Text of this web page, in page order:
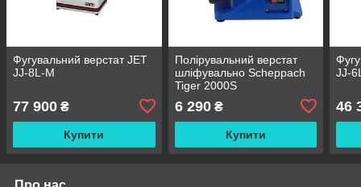
Фугувальний верстат JET
JJ-8L-M
77 900 ₴
Купити
Полірувальний верстат
шліфувально Scheppach
Tiger 2000S
6 290₴
Купити
JJ-
46